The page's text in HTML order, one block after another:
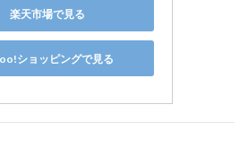
楽天市場で見る
ショッピングで見る